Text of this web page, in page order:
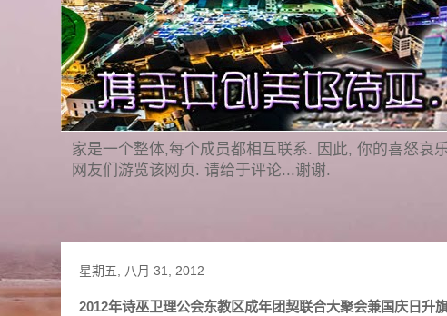
家是一个整体,每个成员都相互联系. 因此, 你的喜怒哀
网友们游览该网页. 请给于评论...谢谢.
星期五, 八月 31, 2012
2012年诗巫卫理公会东教区成年团契联合大聚会兼国庆日升